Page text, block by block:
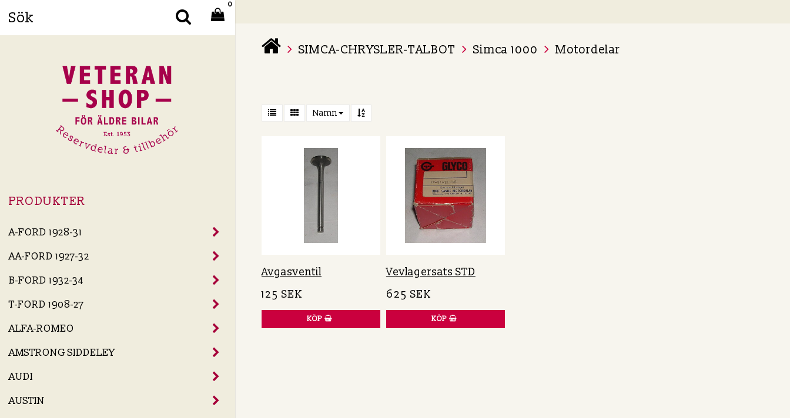
0
Din varukorg är tom
PRODUKTER
A-FORD 1928-31
AA-FORD 1927-32
B-FORD 1932-34
T-FORD 1908-27
ALFA-ROMEO
AMSTRONG SIDDELEY
AUDI
AUSTIN
SIMCA-CHRYSLER-TALBOT Simca 1000 Motordelar
Namn
Avgasventil
125 SEK
KÖP
Vevlagersats STD
625 SEK
KÖP